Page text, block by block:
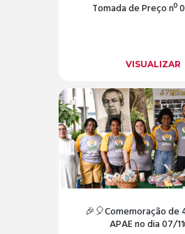
Tomada de Preço nº
VISUALIZAR
🎉🎈Comemoração de
APAE no dia 07/